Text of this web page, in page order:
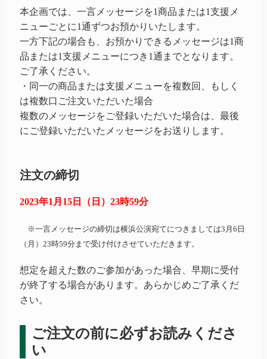
本企画では、一言メッセージを1商品または1支援メ
ニューごとに1通ずつお預かりいたします。
一方下記の場合も、お預かりできるメッセージは1商
品または1支援メニューにつき1通までとなります。
ご了承ください。
・同一の商品または支援メニューを複数回、もしく
は複数口ご注文いただいた場合
複数のメッセージをご登録いただいた場合は、最後
にご登録いただいたメッセージをお送りします。
注文の締切
2023年1月15日（日）23時59分
※一言メッセージの締切は横浜公演宛てにつきましては3月6日
（月）23時59分まで受け付けさせていただきます。
想定を超えた数のご参加があった場合、早期に受付
が終了する場合があります。あらかじめご了承くだ
さい。
ご注文の前に必ずお読みくださ
い